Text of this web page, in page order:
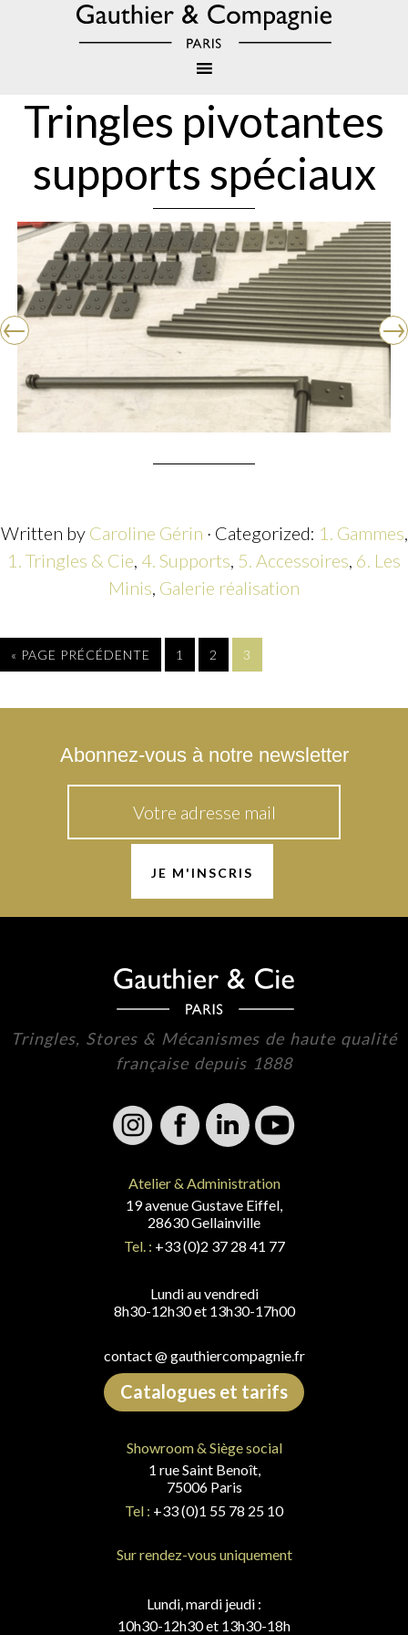
Tringles pivotantes
supports spéciaux
Written by Caroline Gérin · Categorized: 1. Gammes
1. Tringles & Cie 4. Supports 5. Accessoires 6. Les
Minis Galerie réalisation
« PAGE PRÉCÉDENTE 1 2 3
Abonnez-vous à notre newsletter
Tringles, Stores & Mécanismes de haute qualité
française depuis 1888
Atelier & Administration
19 avenue Gustave Eiffel,
28630 Gellainville
Tel. : +33 (0)2 37 28 41 77
Lundi au vendredi
8h30-12h30 et 13h30-17h00
contact @ gauthiercompagnie.fr
Catalogues et tarifs
Showroom & Siège social
1 rue Saint Benoît,
75006 Paris
Tel : +33 (0)1 55 78 25 10
Sur rendez-vous uniquement
Lundi, mardi jeudi :
10h30-12h30 et 13h30-18h